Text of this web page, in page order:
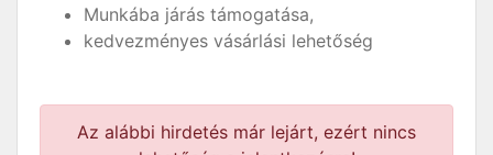
Munkába járás támogatása,
kedvezményes vásárlási lehetőség
Az alábbi hirdetés már lejárt, ezért nincs